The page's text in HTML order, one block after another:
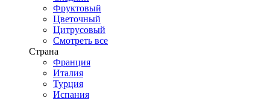
Фруктовый
Цветочный
Цитрусовый
Смотреть все
Страна
Франция
Италия
Турция
Испания